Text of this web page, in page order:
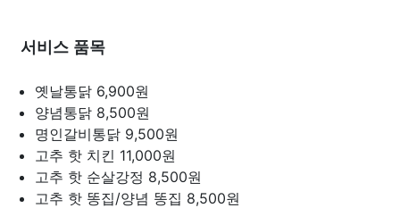
서비스 품목
옛날통닭 6,900원
양념통닭 8,500원
명인갈비통닭 9,500원
고추 핫 치킨 11,000원
고추 핫 순살강정 8,500원
고추 핫 똥집/양념 똥집 8,500원